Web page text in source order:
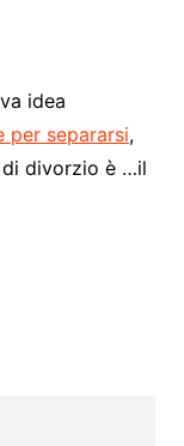
idea
per separarsi,
di divorzio è …il